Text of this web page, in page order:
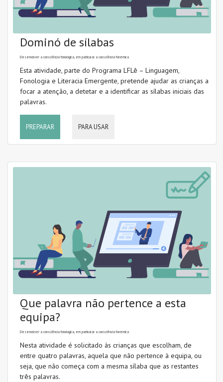
Dominó de sílabas
Desenvolver a consciência fonológica, em particular a consciência fonémica
Esta atividade, parte do Programa LFLê – Linguagem,
Fonologia e Literacia Emergente, pretende ajudar as crianças a
focar a atenção, a detetar e a identificar as sílabas iniciais das
palavras.
PREPARAR PARA USAR
Que palavra não pertence a esta
equipa?
Desenvolver a consciência fonológica, em particular a consciência fonémica
Nesta atividade é solicitado às crianças que escolham, de
entre quatro palavras, aquela que não pertence à equipa, ou
seja, que não começa com a mesma sílaba que as restantes
três palavras.